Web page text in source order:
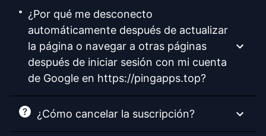
¿Por qué me desconecto
automáticamente después de actualizar
la página o navegar a otras páginas
después de iniciar sesión con mi cuenta
de Google en https://pingapps.top?
¿Cómo cancelar la suscripción?